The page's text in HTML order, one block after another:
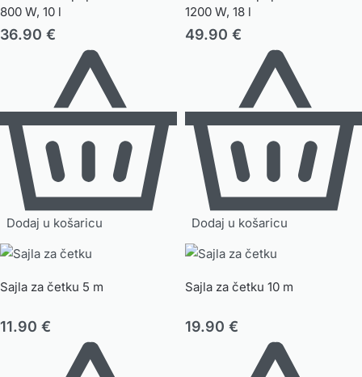
800 W, 10 l
36.90 €
Dodaj u košaricu
1200 W, 18 l
49.90 €
Dodaj u košaricu
Sajla za četku 5 m
11.90 €
Sajla za četku 10 m
19.90 €